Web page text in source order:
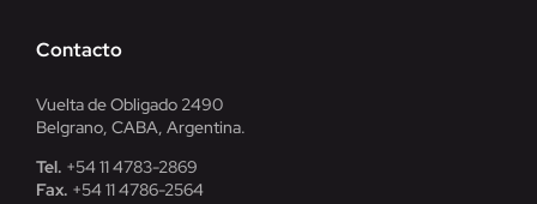
Contacto
Vuelta de Obligado 2490
Belgrano, CABA, Argentina.
Tel. +54 11 4783-2869
Fax. +54 11 4786-2564